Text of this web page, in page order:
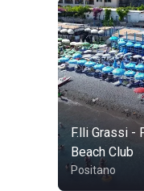
F.lli Grassi -
Beach Club
Positano